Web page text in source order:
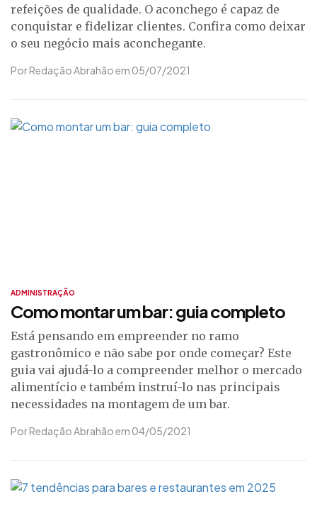
refeições de qualidade. O aconchego é capaz de
conquistar e fidelizar clientes. Confira como deixar
o seu negócio mais aconchegante.
Por Redação Abrahão em 05/07/2021
ADMINISTRAÇÃO
Como montar um bar: guia completo
Está pensando em empreender no ramo
gastronômico e não sabe por onde começar? Este
guia vai ajudá-lo a compreender melhor o mercado
alimentício e também instruí-lo nas principais
necessidades na montagem de um bar.
Por Redação Abrahão em 04/05/2021